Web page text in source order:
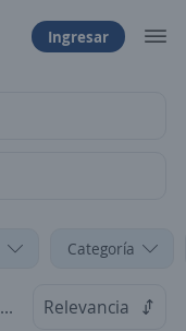
Ingresar
Categoría
Relevancia